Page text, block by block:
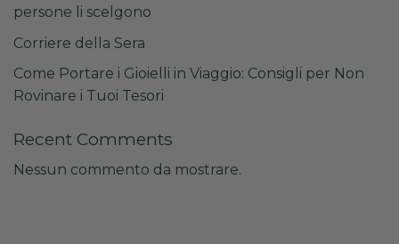
persone li scelgono
Corriere della Sera
Come Portare i Gioielli in Viaggio: Consigli per Non
Rovinare i Tuoi Tesori
Recent Comments
Nessun commento da mostrare.